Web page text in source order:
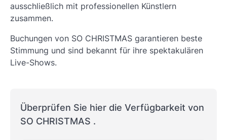
ausschließlich mit professionellen Künstlern
zusammen.
Buchungen von SO CHRISTMAS garantieren beste
Stimmung und sind bekannt für ihre spektakulären
Live-Shows.
Überprüfen Sie hier die Verfügbarkeit von
SO CHRISTMAS .